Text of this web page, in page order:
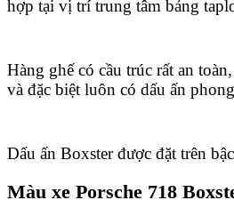
hợp tại vị trí trung tâm bảng
Hàng ghế có cầu trúc rất an
và đặc biệt luôn có dấu ấn
Dấu ấn Boxster được đặt trên
Màu xe Porsche 718